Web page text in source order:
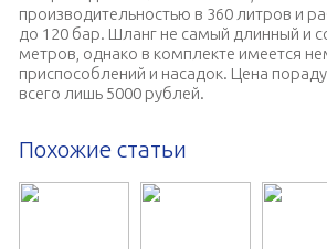
производительностью в 360 литров и
до 120 бар. Шланг не самый длинный и
метров, однако в комплекте имеется
приспособлений и насадок. Цена
всего лишь 5000 рублей.
Похожие статьи